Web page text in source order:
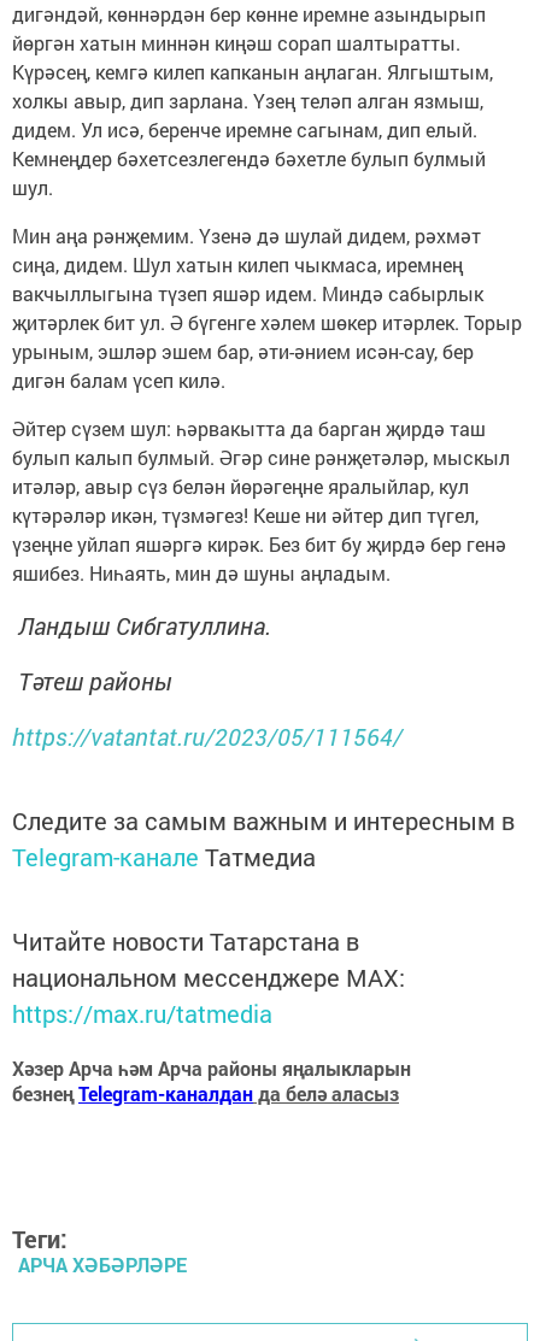
дигәндәй, көннәрдән бер көнне иремне азындырып
йөргән хатын миннән киңәш сорап шалтыратты.
Күрәсең, кемгә килеп капканын аңлаган. Ялгыштым,
холкы авыр, дип зарлана. Үзең теләп алган язмыш,
дидем. Ул исә, беренче иремне сагынам, дип елый.
Кемнеңдер бәхетсезлегендә бәхетле булып булмый
шул.
Мин аңа рәнҗемим. Үзенә дә шулай дидем, рәхмәт
сиңа, дидем. Шул хатын килеп чыкмаса, иремнең
вакчыллыгына түзеп яшәр идем. Миндә сабырлык
җитәрлек бит ул. Ә бүгенге хәлем шөкер итәрлек. Торыр
урыным, эшләр эшем бар, әти-әнием исән-сау, бер
дигән балам үсеп килә.
Әйтер сүзем шул: һәрвакытта да барган җирдә таш
булып калып булмый. Әгәр сине рәнҗетәләр, мыскыл
итәләр, авыр сүз белән йөрәгеңне яралыйлар, кул
күтәрәләр икән, түзмәгез! Кеше ни әйтер дип түгел,
үзеңне уйлап яшәргә кирәк. Без бит бу җирдә бер генә
яшибез. Ниһаять, мин дә шуны аңладым.
Ландыш Сибгатуллина.
Тәтеш районы
https://vatantat.ru/2023/05/111564/
Следите за самым важным и интересным в
Telegram-канале Татмедиа
Читайте новости Татарстана в
национальном мессенджере MАХ:
https://max.ru/tatmedia
Хәзер Арча һәм Арча районы яңалыкларын
безнеңTelegram-каналданда белә аласыз
Теги:
АРЧА ХӘБӘРЛӘРЕ